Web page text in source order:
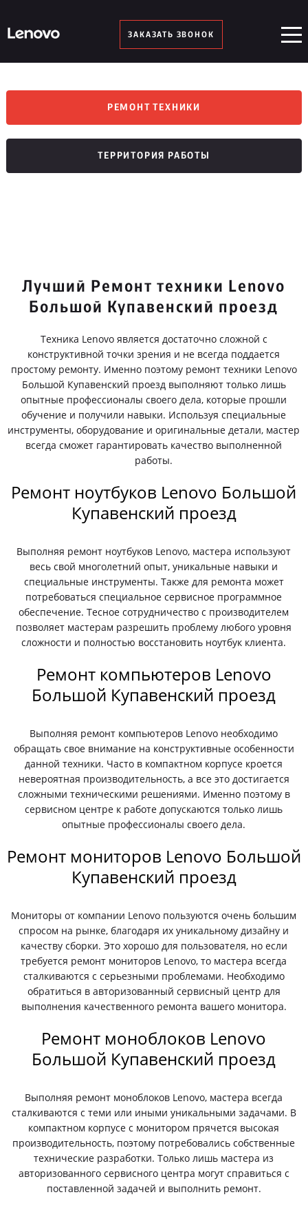
ЗАКАЗАТЬ ЗВОНОК
РЕМОНТ ТЕХНИКИ
ТЕРРИТОРИЯ РАБОТЫ
Лучший Ремонт техники Lenovo
Большой Купавенский проезд
Техника Lenovo является достаточно сложной с
конструктивной точки зрения и не всегда поддается
простому ремонту. Именно поэтому ремонт техники Lenovo
Большой Купавенский проезд выполняют только лишь
опытные профессионалы своего дела, которые прошли
обучение и получили навыки. Используя специальные
инструменты, оборудование и оригинальные детали, мастер
всегда сможет гарантировать качество выполненной
работы.
Ремонт ноутбуков Lenovo Большой
Купавенский проезд
Выполняя ремонт ноутбуков Lenovo, мастера используют
весь свой многолетний опыт, уникальные навыки и
специальные инструменты. Также для ремонта может
потребоваться специальное сервисное программное
обеспечение. Тесное сотрудничество с производителем
позволяет мастерам разрешить проблему любого уровня
сложности и полностью восстановить ноутбук клиента.
Ремонт компьютеров Lenovo
Большой Купавенский проезд
Выполняя ремонт компьютеров Lenovo необходимо
обращать свое внимание на конструктивные особенности
данной техники. Часто в компактном корпусе кроется
невероятная производительность, а все это достигается
сложными техническими решениями. Именно поэтому в
сервисном центре к работе допускаются только лишь
опытные профессионалы своего дела.
Ремонт мониторов Lenovo Большой
Купавенский проезд
Мониторы от компании Lenovo пользуются очень большим
спросом на рынке, благодаря их уникальному дизайну и
качеству сборки. Это хорошо для пользователя, но если
требуется ремонт мониторов Lenovo, то мастера всегда
сталкиваются с серьезными проблемами. Необходимо
обратиться в авторизованный сервисный центр для
выполнения качественного ремонта вашего монитора.
Ремонт моноблоков Lenovo
Большой Купавенский проезд
Выполняя ремонт моноблоков Lenovo, мастера всегда
сталкиваются с теми или иными уникальными задачами. В
компактном корпусе с монитором прячется высокая
производительность, поэтому потребовались собственные
технические разработки. Только лишь мастера из
авторизованного сервисного центра могут справиться с
поставленной задачей и выполнить ремонт.